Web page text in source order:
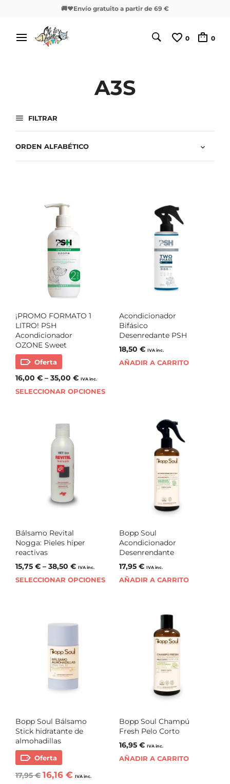
🚚❤️Envío gratuito a partir de 69 €
0 0
A3S
FILTRAR
¡PROMO FORMATO 1
LITRO! PSH
Acondicionador
OZONE Sweet
Oferta
16,00 € – 35,00 € IVA inc.
SELECCIONAR OPCIONES
Acondicionador
Bifásico
Desenredante PSH
18,50 € IVA inc.
AÑADIR A CARRITO
Bálsamo Revital
Nogga: Pieles hiper
reactivas
15,75 € – 38,50 € IVA inc.
SELECCIONAR OPCIONES
Bopp Soul
Acondicionador
Desenrendante
17,95 € IVA inc.
AÑADIR A CARRITO
Bopp Soul Bálsamo
Stick hidratante de
almohadillas
Oferta
17,95€ 16,16 € IVA inc.
Bopp Soul Champú
Fresh Pelo Corto
16,95 € IVA inc.
AÑADIR A CARRITO